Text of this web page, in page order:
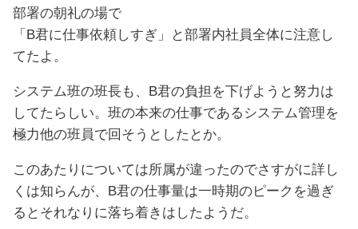
部署の朝礼の場で
「B君に仕事依頼しすぎ」と部署内社員全体に注意し
てたよ。
システム班の班長も、B君の負担を下げようと努力は
してたらしい。班の本来の仕事であるシステム管理を
極力他の班員で回そうとしたとか。
このあたりについては所属が違ったのでさすがに詳し
くは知らんが、B君の仕事量は一時期のピークを過ぎ
るとそれなりに落ち着きはしたようだ。